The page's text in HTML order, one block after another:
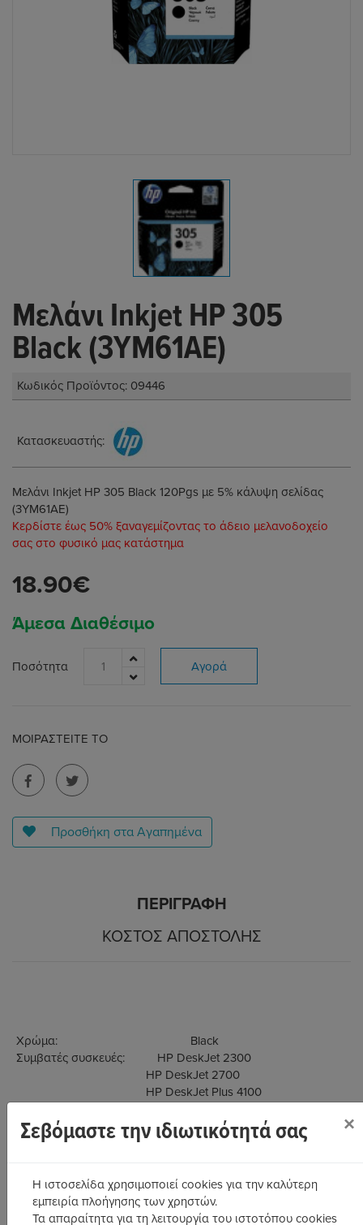
Μελάνι Inkjet HP 305
Black (3YM61AE)
Κωδικός Προϊόντος: 09446
Κατασκευαστής:
Μελάνι Inkjet HP 305 Black 120Pgs με 5% κάλυψη σελίδας
(3YM61AE)
Κερδίστε έως 50% ξαναγεμίζοντας το άδειο μελανοδοχείο
σας στο φυσικό μας κατάστημα
18.90€
Άμεσα Διαθέσιμο
Ποσότητα Αγορά
ΜΟΙΡΑΣΤΕΊΤΕ ΤΟ
Προσθήκη στα Αγαπημένα
ΠΕΡΙΓΡΑΦΉ
ΚΌΣΤΟΣ ΑΠΟΣΤΟΛΉΣ
Χρώμα: Black
Συμβατές συσκευές: HP DeskJet 2300
HP DeskJet 2700
HP DeskJet Plus 4100
HP ENVY 6000
HP ENVY Pro 6400
Σεβόμαστε την ιδιωτικότητά σας ×
Η ιστοσελίδα χρησιμοποιεί cookies για την καλύτερη
εμπειρία πλοήγησης των χρηστών.
Τα απαραίτητα για τη λειτουργία του ιστοτόπου cookies